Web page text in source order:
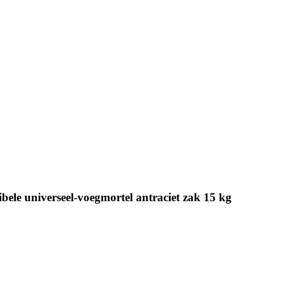
universeel-voegmortel antraciet zak 15 kg